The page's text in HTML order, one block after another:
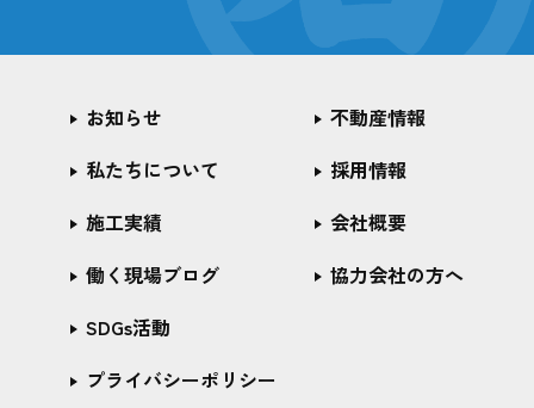
お知らせ
私たちについて
施工実績
働く現場ブログ
不動産情報
採用情報
会社概要
協力会社の方へ
SDGs活動
プライバシーポリシー